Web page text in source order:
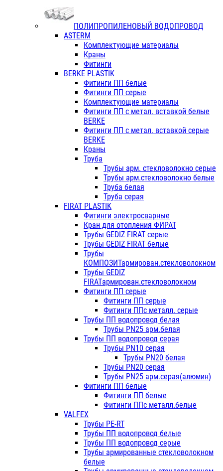
ПОЛИПРОПИЛЕНОВЫЙ ВОДОПРОВОД
ASTERM
Комплектующие материалы
Краны
Фитинги
BERKE PLASTIK
Фитинги ПП белые
Фитинги ПП серые
Комплектующие материалы
Фитинги ПП с метал. вставкой белые
BERKE
Фитинги ПП с метал. вставкой серые
BERKE
Краны
Труба
Трубы арм. стекловолокно серые
Трубы арм.стекловолокно белые
Труба белая
Труба серая
FIRAT PLASTIK
Фитинги электросварные
Кран для отопления ФИРАТ
Трубы GEDIZ FIRAT серые
Трубы GEDIZ FIRAT белые
Трубы
КОМПОЗИТармирован.стекловолокном
Трубы GEDIZ
FIRATармирован.стекловолокном
Фитинги ПП серые
Фитинги ПП серые
Фитинги ППс металл. серые
Трубы ПП водопровод белая
Трубы PN25 арм.белая
Трубы ПП водопровод серая
Трубы PN10 серая
Трубы PN20 белая
Трубы PN20 серая
Трубы PN25 арм.серая(алюмин)
Фитинги ПП белые
Фитинги ПП белые
Фитинги ППс металл.белые
VALFEX
Трубы PE-RT
Трубы ПП водопровод белые
Трубы ПП водопровод серые
Трубы армированные стекловолокном
белые